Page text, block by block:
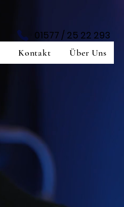
01577 / 25 22 293
Kontakt Über Uns